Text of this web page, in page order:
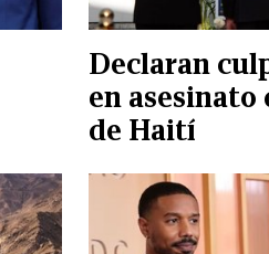
Declaran
en
de Haití